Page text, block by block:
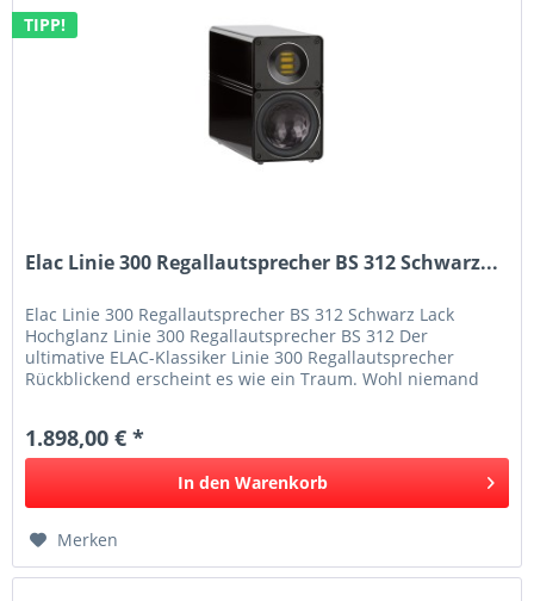
TIPP!
Elac Linie 300 Regallautsprecher BS 312 Schwarz...
Elac Linie 300 Regallautsprecher BS 312 Schwarz Lack
Hochglanz Linie 300 Regallautsprecher BS 312 Der
ultimative ELAC-Klassiker Linie 300 Regallautsprecher
Rückblickend erscheint es wie ein Traum. Wohl niemand
1.898,00 € *
In den Warenkorb
Merken